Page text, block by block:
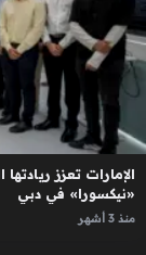
الإمارات تعزز
«نيكسورا» في دبي
منذ 3 أشهر